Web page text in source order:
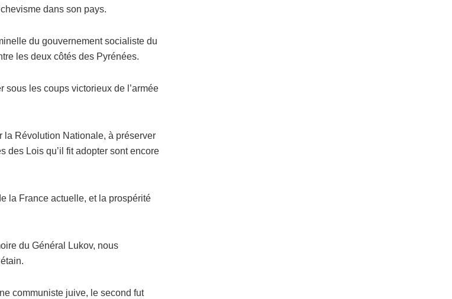
dans son pays.
du gouvernement socialiste du
les deux côtés des Pyrénées.
sous les coups victorieux de l’armée
la Révolution Nationale, à préserver
des Lois qu’il fit adopter sont encore
la France actuelle, et la prospérité
du Général Lukov, nous
communiste juive, le second fut